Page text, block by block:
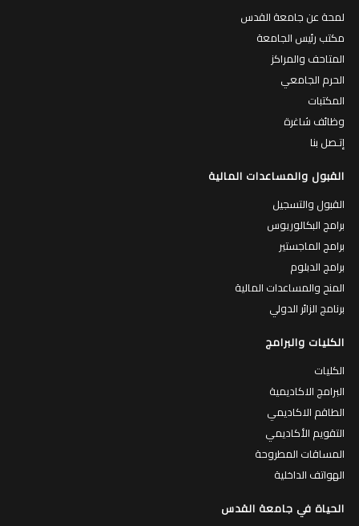
لمحة عن جامعة القدس
مكتب رئيس الجامعة
المتاحف والمراكز
الحرم الجامعي
المكتبات
وظائف شاغرة
إتـصل بنا
القبول والمساعدات المالية
القبول والتسجيل
برامج البكالوريوس
برامج الماجستير
برامج الدبلوم
المنح والمساعدات المالية
برنامج الزائر الدولي
الكليات والبرامج
الكليات
البرامج الاكاديمية
الطاقم الاكاديمي
التقويم الأكاديمي
المساقات المطروحة
الهواتف الداخلية
الحياة في جامعة القدس